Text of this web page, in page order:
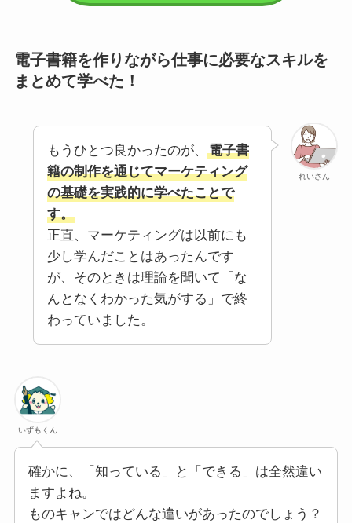
電子書籍を作りながら仕事に必要なスキルを
まとめて学べた！
れいさん
もうひとつ良かったのが、
電子書
籍の制作を通じてマーケティング
の基礎を実践的に学べたことで
す。
正直、マーケティングは以前にも
少し学んだことはあったんです
が、そのときは理論を聞いて「な
んとなくわかった気がする」で終
わっていました。
いずもくん
確かに、「知っている」と「できる」は全然違い
ますよね。
ものキャンではどんな違いがあったのでしょう？